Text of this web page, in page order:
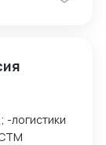
-логистики
СТМ